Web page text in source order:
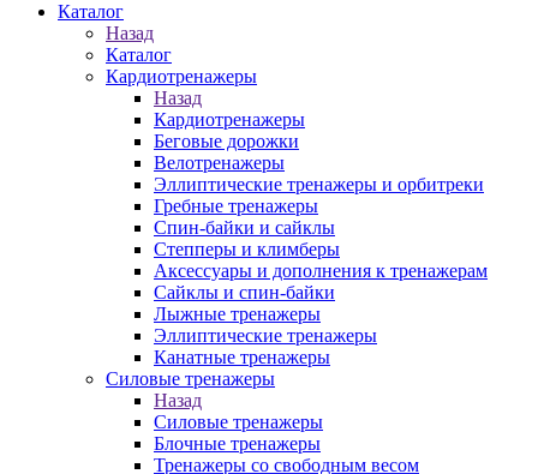
Каталог
Назад
Каталог
Кардиотренажеры
Назад
Кардиотренажеры
Беговые дорожки
Велотренажеры
Эллиптические тренажеры и орбитреки
Гребные тренажеры
Спин-байки и сайклы
Степперы и климберы
Аксессуары и дополнения к тренажерам
Сайклы и спин-байки
Лыжные тренажеры
Эллиптические тренажеры
Канатные тренажеры
Силовые тренажеры
Назад
Силовые тренажеры
Блочные тренажеры
Тренажеры со свободным весом